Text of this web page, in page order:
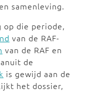
samenleving.
die periode,
van de RAF-
van de RAF en
de
is gewijd aan de
het dossier,